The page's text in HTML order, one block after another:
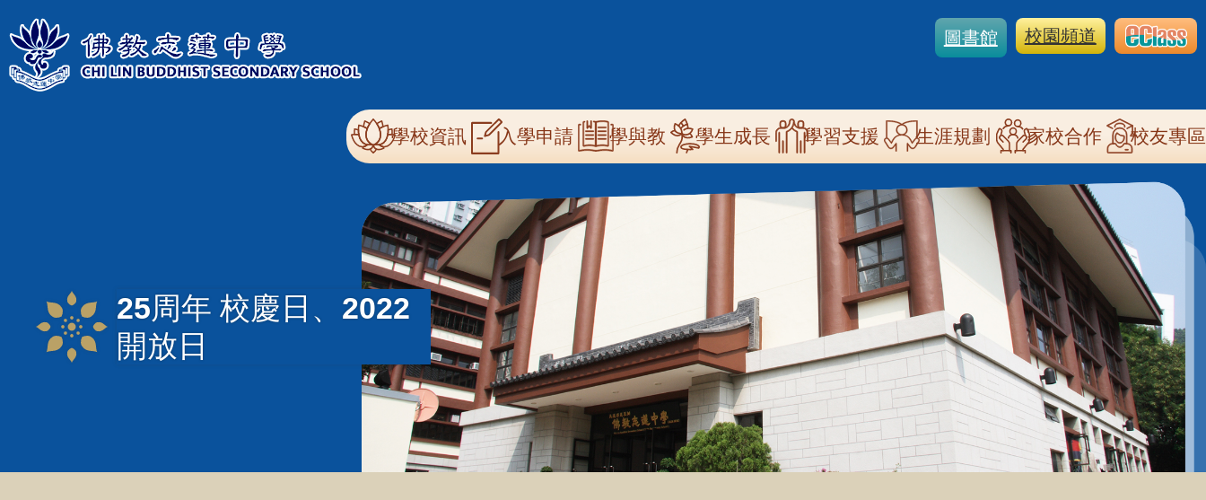
移至主內容
圖書館 校園頻道
Main
navigation
學校資訊 入學申請 學與教 學生成長 學習支援 生涯規劃 家校合作 校友專區
25周年 校慶日、2022
開放日